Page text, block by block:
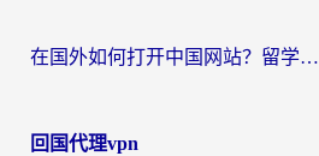
在国外如何打开中国网站？留学生与海外华人的无缝访问指南
回国代理vpn